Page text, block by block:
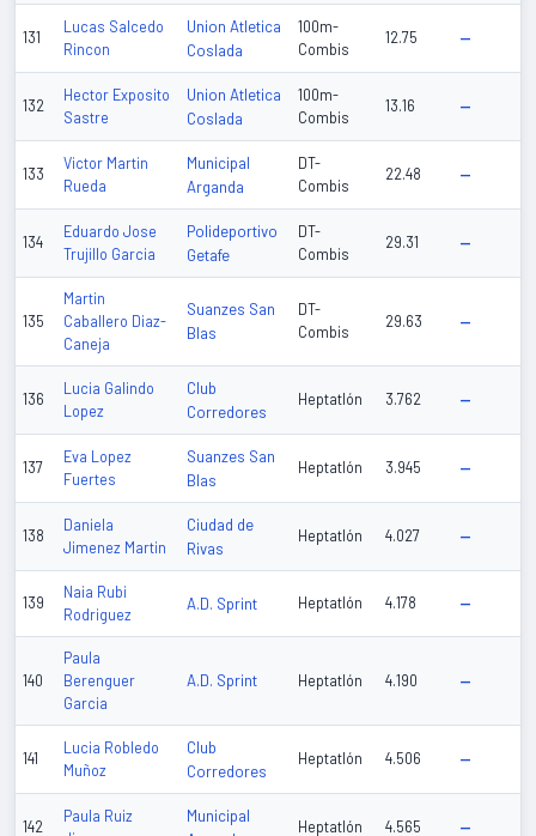
131
Lucas Salcedo
Rincon
Union Atletica
Coslada
100m-
Combis
12.75 —
132
Hector Exposito
Sastre
Union Atletica
Coslada
100m-
Combis
13.16 —
133
Victor Martin
Rueda
Municipal
Arganda
DT-
Combis
22.48 —
134
Eduardo Jose
Trujillo Garcia
Polideportivo
Getafe
DT-
Combis
29.31 —
135
Martin
Caballero Diaz-
Caneja
Suanzes San
Blas
DT-
Combis
29.63 —
136
Lucia Galindo
Lopez
Club
Corredores
Heptatlón 3.762 —
137
Eva Lopez
Fuertes
Suanzes San
Blas
Heptatlón 3.945 —
138
Daniela
Jimenez Martin
Ciudad de
Rivas
Heptatlón 4.027 —
139
Naia Rubi
Rodriguez
A.D. Sprint Heptatlón 4.178 —
140
Paula
Berenguer
Garcia
A.D. Sprint Heptatlón 4.190 —
141
Lucia Robledo
Muñoz
Club
Corredores
Heptatlón 4.506 —
142
Paula Ruiz
Municipal
Heptatlón 4.565 —